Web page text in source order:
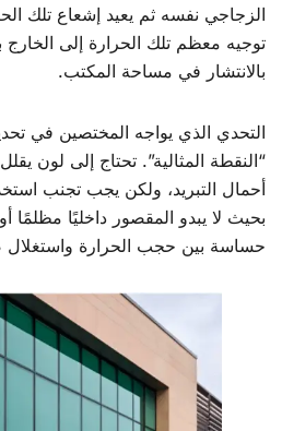
الزجاجي نفسه ثم يعيد إشعاع تلك
توجيه معظم تلك الحرارة إلى الخارج
بالانتشار في مساحة المكتب.
التحدي الذي يواجه المختصين في
“النقطة المثالية”. تحتاج إلى لون
أحمال التبريد، ولكن يجب تجنب
بحيث لا يبدو المقصور داخليًا مظلمًا
حساسة بين حجب الحرارة واستغلال